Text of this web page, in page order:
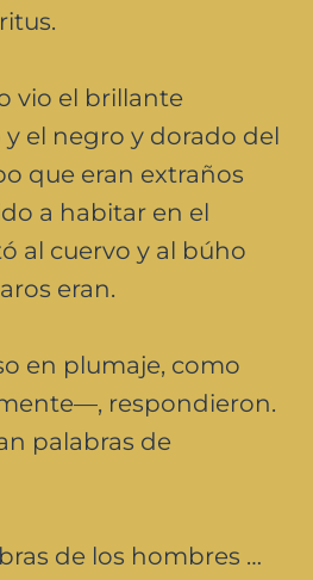
vio el brillante
el negro y dorado del
que eran extraños
a habitar en el
al cuervo y al búho
eran.
en plumaje, como
respondieron.
palabras de
de los hombres …